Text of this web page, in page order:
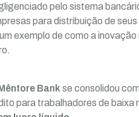
pelo sistema
para distribuição de
exemplo de como a
Bank se consolidou
para trabalhadores de baixa